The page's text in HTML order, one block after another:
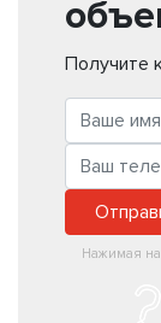
Получите
Нажимая на